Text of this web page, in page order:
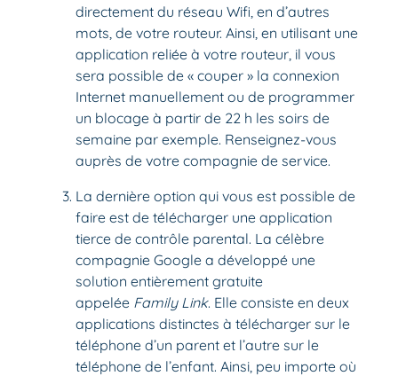
directement du réseau Wifi, en d’autres
mots, de votre routeur. Ainsi, en utilisant une
application reliée à votre routeur, il vous
sera possible de « couper » la connexion
Internet manuellement ou de programmer
un blocage à partir de 22 h les soirs de
semaine par exemple. Renseignez-vous
auprès de votre compagnie de service.
La dernière option qui vous est possible de
faire est de télécharger une application
tierce de contrôle parental. La célèbre
compagnie Google a développé une
solution entièrement gratuite
appelée Family Link. Elle consiste en deux
applications distinctes à télécharger sur le
téléphone d’un parent et l’autre sur le
téléphone de l’enfant. Ainsi, peu importe où